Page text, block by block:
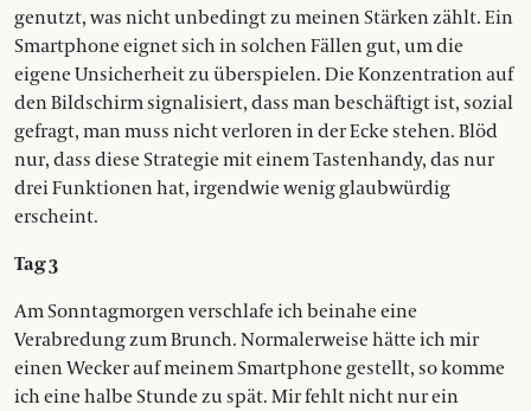
genutzt, was nicht unbedingt zu meinen Stärken zählt. Ein
Smartphone eignet sich in solchen Fällen gut, um die
eigene Unsicherheit zu überspielen. Die Konzentration auf
den Bildschirm signalisiert, dass man beschäftigt ist, sozial
gefragt, man muss nicht verloren in der Ecke stehen. Blöd
nur, dass diese Strategie mit einem Tastenhandy, das nur
drei Funktionen hat, irgendwie wenig glaubwürdig
erscheint.
Tag 3
Am Sonntagmorgen verschlafe ich beinahe eine
Verabredung zum Brunch. Normalerweise hätte ich mir
einen Wecker auf meinem Smartphone gestellt, so komme
ich eine halbe Stunde zu spät. Mir fehlt nicht nur ein